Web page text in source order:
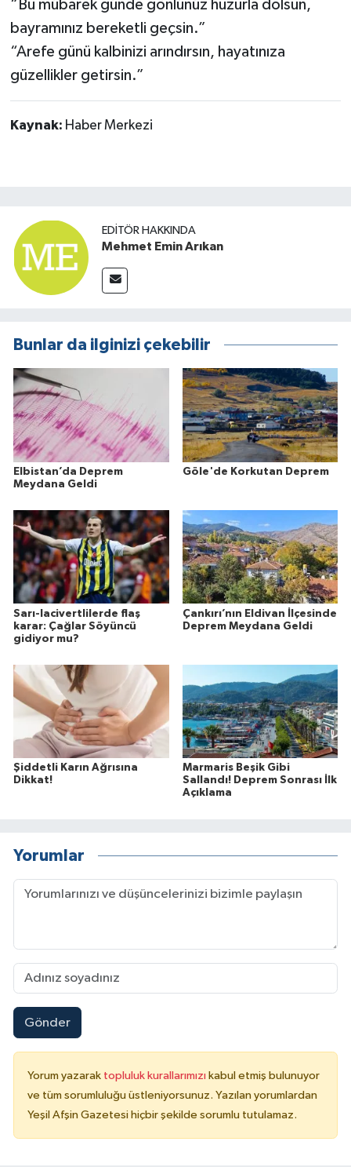
“Bu mübarek günde gönlünüz huzurla dolsun,
bayramınız bereketli geçsin.”
“Arefe günü kalbinizi arındırsın, hayatınıza
güzellikler getirsin.”
Kaynak: Haber Merkezi
EDITÖR HAKKINDA
Mehmet Emin Arıkan
Bunlar da ilginizi çekebilir
Elbistan’da Deprem
Meydana Geldi
Göle'de Korkutan Deprem
Sarı-lacivertlilerde flaş
karar: Çağlar Söyüncü
gidiyor mu?
Çankırı’nın Eldivan İlçesinde
Deprem Meydana Geldi
Şiddetli Karın Ağrısına
Dikkat!
Marmaris Beşik Gibi
Sallandı! Deprem Sonrası İlk
Açıklama
Yorumlar
Gönder
Yorum yazarak topluluk kurallarımızı kabul etmiş bulunuyor
ve tüm sorumluluğu üstleniyorsunuz. Yazılan yorumlardan
Yeşil Afşin Gazetesi hiçbir şekilde sorumlu tutulamaz.